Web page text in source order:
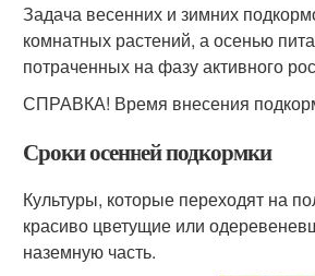
Задача весенних и зимних
комнатных растений, а осенью
потраченных на фазу активного
СПРАВКА! Время внесения
Сроки осенней подкормки
Культуры, которые переходят на
красиво цветущие или
наземную часть.